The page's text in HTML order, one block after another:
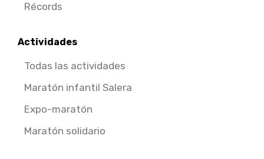
Récords
Actividades
Todas las actividades
Maratón infantil Salera
Expo-maratón
Maratón solidario